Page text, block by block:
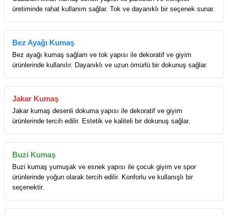
üretiminde rahat kullanım sağlar. Tok ve dayanıklı bir seçenek sunar.
Bez Ayağı Kumaş
Bez ayağı kumaş sağlam ve tok yapısı ile dekoratif ve giyim
ürünlerinde kullanılır. Dayanıklı ve uzun ömürlü bir dokunuş sağlar.
Jakar Kumaş
Jakar kumaş desenli dokuma yapısı ile dekoratif ve giyim
ürünlerinde tercih edilir. Estetik ve kaliteli bir dokunuş sağlar.
Buzi Kumaş
Buzi kumaş yumuşak ve esnek yapısı ile çocuk giyim ve spor
ürünlerinde yoğun olarak tercih edilir. Konforlu ve kullanışlı bir
seçenektir.